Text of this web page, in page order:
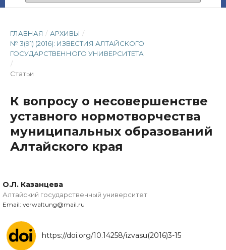
ГЛАВНАЯ / АРХИВЫ /
№ 3(91) (2016): ИЗВЕСТИЯ АЛТАЙСКОГО
ГОСУДАРСТВЕННОГО УНИВЕРСИТЕТА
/
Статьи
К вопросу о несовершенстве
уставного нормотворчества
муниципальных образований
Алтайского края
О.Л. Казанцева
Алтайский государственный университет
Email: verwaltung@mail.ru
https://doi.org/10.14258/izvasu(2016)3-15